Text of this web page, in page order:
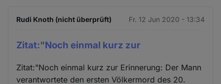
Rudi Knoth (nicht überprüft) Fr. 12 Jun 2020 - 13:34
Zitat:"Noch einmal kurz zur
Zitat:"Noch einmal kurz zur Erinnerung: Der Mann
verantwortete den ersten Völkermord des 20.